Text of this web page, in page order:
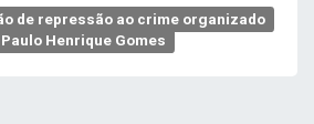
de repressão ao crime organizado
Paulo Henrique Gomes